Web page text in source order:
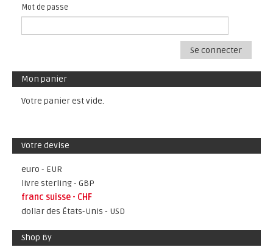
Mot de passe
Se connecter
Mon panier
Votre panier est vide.
Votre devise
euro - EUR
livre sterling - GBP
franc suisse - CHF
dollar des États-Unis - USD
Shop By